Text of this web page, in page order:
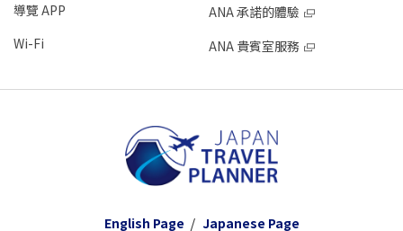
導覽 APP
Wi-Fi
ANA 承諾的體驗
ANA 貴賓室服務
English Page Japanese Page